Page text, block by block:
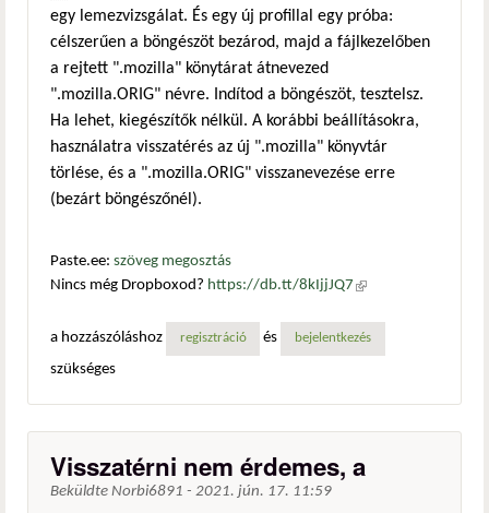
egy lemezvizsgálat. És egy új profillal egy próba:
célszerűen a böngészöt bezárod, majd a fájlkezelőben
a rejtett ".mozilla" könytárat átnevezed
".mozilla.ORIG" névre. Indítod a böngészöt, tesztelsz.
Ha lehet, kiegészítők nélkül. A korábbi beállításokra,
használatra visszatérés az új ".mozilla" könyvtár
törlése, és a ".mozilla.ORIG" visszanevezése erre
(bezárt böngészőnél).
Paste.ee: szöveg megosztás
Nincs még Dropboxod? https://db.tt/8kIjjJQ7 (külső
a hozzászóláshoz
regisztráció és bejelentkezés
szükséges
Visszatérni nem érdemes, a
Beküldte Norbi6891 - 2021. jún. 17. 11:59